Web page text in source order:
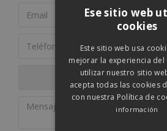
Ese sitio web
cookies
Este sitio web usa
mejorar la experiencia del
utilizar nuestro sitio
acepta todas las cookies
con nuestra Política de
información